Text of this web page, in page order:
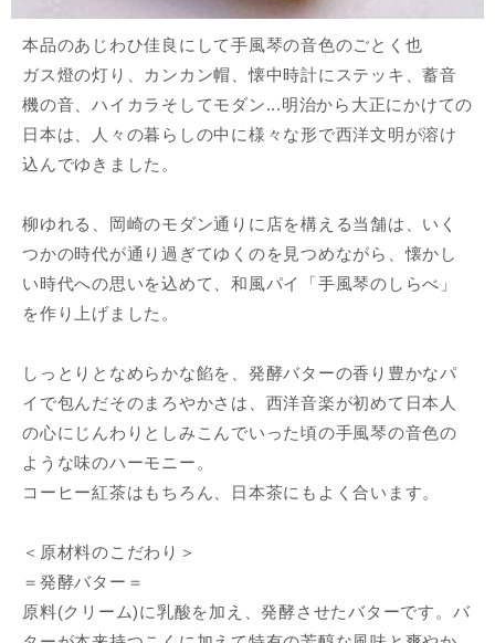
本品のあじわひ佳良にして手風琴の音色のごとく也
ガス燈の灯り、カンカン帽、懐中時計にステッキ、蓄音
機の音、ハイカラそしてモダン...明治から大正にかけての
日本は、人々の暮らしの中に様々な形で西洋文明が溶け
込んでゆきました。
柳ゆれる、岡崎のモダン通りに店を構える当舗は、いく
つかの時代が通り過ぎてゆくのを見つめながら、懐かし
い時代への思いを込めて、和風パイ「手風琴のしらべ」
を作り上げました。
しっとりとなめらかな餡を、発酵バターの香り豊かなパ
イで包んだそのまろやかさは、西洋音楽が初めて日本人
の心にじんわりとしみこんでいった頃の手風琴の音色の
ような味のハーモニー。
コーヒー紅茶はもちろん、日本茶にもよく合います。
＜原材料のこだわり＞
＝発酵バター＝
原料(クリーム)に乳酸を加え、発酵させたバターです。バ